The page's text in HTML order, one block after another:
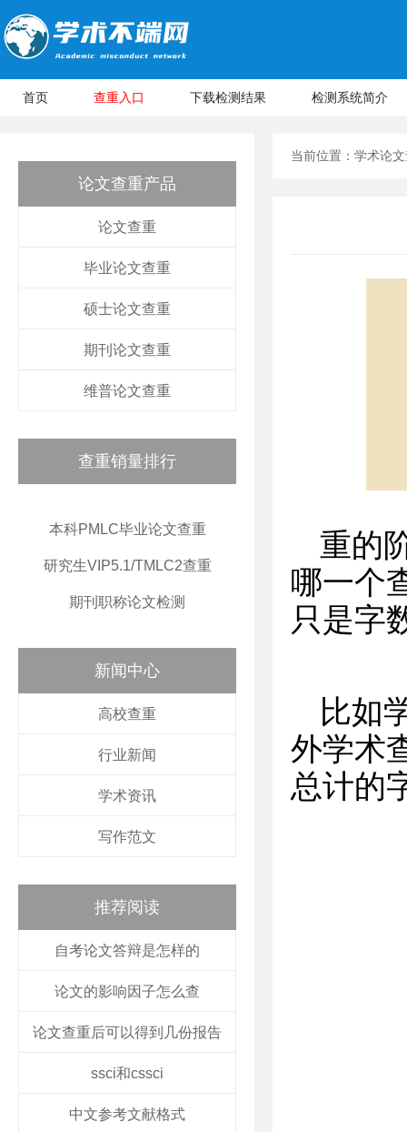
首页 查重入口 下载检测结果 检测系统简介
论文查重产品
论文查重
毕业论文查重
硕士论文查重
期刊论文查重
维普论文查重
查重销量排行
本科PMLC毕业论文查重
研究生VIP5.1/TMLC2查重
期刊职称论文检测
新闻中心
高校查重
行业新闻
学术资讯
写作范文
推荐阅读
自考论文答辩是怎样的
论文的影响因子怎么查
论文查重后可以得到几份报告
ssci和cssci
中文参考文献格式
当前位置： 学术论
重的
哪一个
只是字
比如
外学术
总计的